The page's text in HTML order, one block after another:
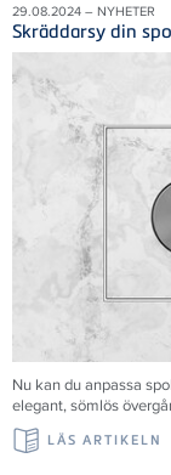
29.08.2024 – NYHETER
Skräddarsy din
Nu kan du anpassa
elegant, sömlös
LÄS ARTIKELN